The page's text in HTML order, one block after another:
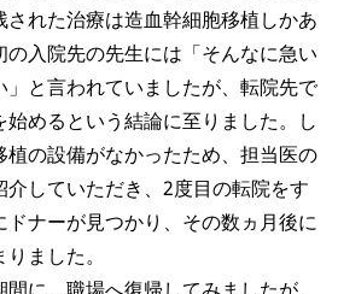
された治療は造血幹細胞移植しかあ
の入院先の先生には「そんなに急い
」と言われていましたが、転院先で
めるという結論に至りました。し
の設備がなかったため、担当医の
していただき、2度目の転院をす
ドナーが見つかり、その数ヵ月後に
ました。
に、職場へ復帰してみましたが、